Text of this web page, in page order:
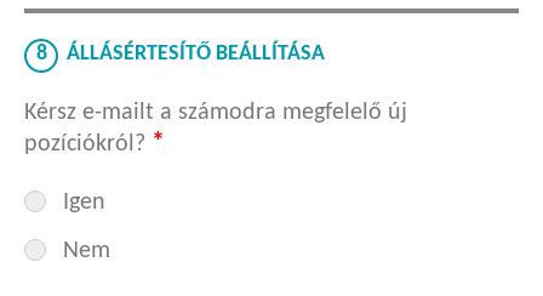
8 ÁLLÁSÉRTESÍTŐ BEÁLLÍTÁSA
Kérsz e-mailt a számodra megfelelő új
pozíciókról? *
Igen
Nem